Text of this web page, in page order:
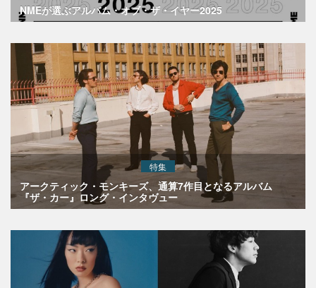
NMEが選ぶアルバム・オブ・ザ・イヤー2025
特集
アークティック・モンキーズ、通算7作目となるアルバム
『ザ・カー』ロング・インタヴュー